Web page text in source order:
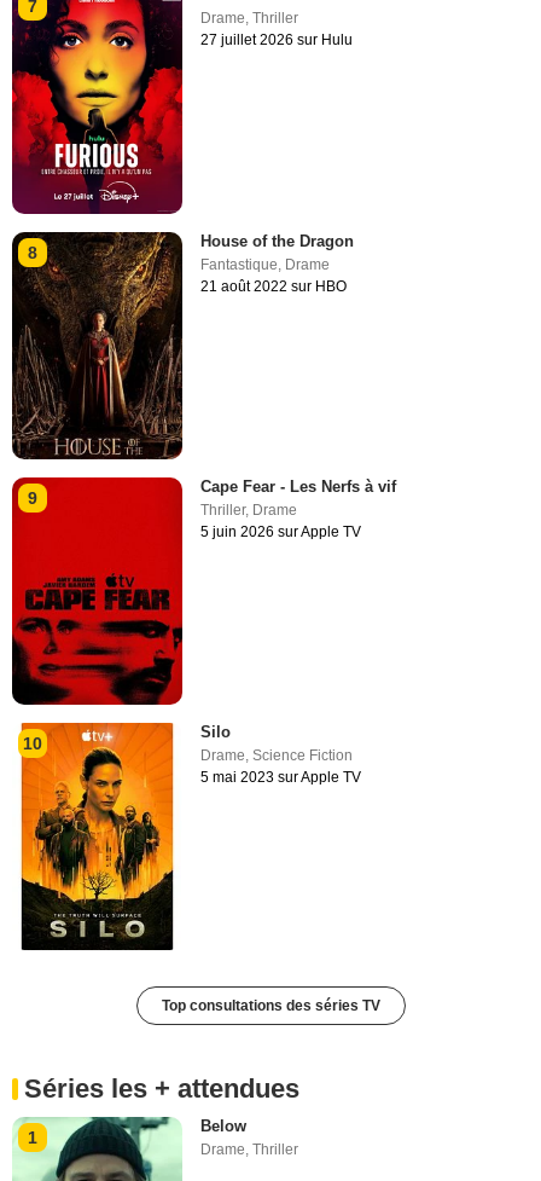
7
Drame,Thriller
27 juillet 2026 sur Hulu
8
House of the Dragon
Fantastique Drame
21 août 2022 sur HBO
9
Cape Fear - Les Nerfs à vif
Thriller, Drame
5 juin 2026 sur Apple TV
10
Silo
Drame,Science Fiction
5 mai 2023 sur Apple TV
Top consultations des séries TV
Séries les + attendues
1
Below
Drame,Thriller